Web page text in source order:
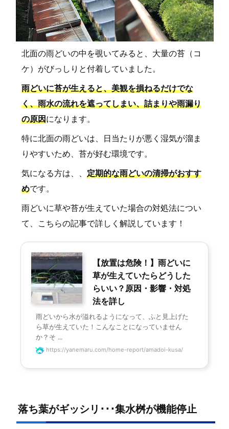
北面の雨どいの中を覗いてみると、大量の苔（コ
ケ）がびっしりと付着していました。
雨どいに苔が生えると、美観を損ねるだけでな
く、雨水の流れを遮ってしまい、詰まりや雨漏り
の原因になります。
特に北面の雨どいは、日当たりが悪く湿気が溜ま
りやすいため、苔が好む環境です。
気になる方は、、 定期的な雨どいの清掃がおすす
めです。
雨どいに草や苔が生えていた場合の対処法につい
て、こちらの記事で詳しく解説しています！
【放置は危険！】雨どいに
草が生えていたらどうした
らいい？原因・影響・対処
法を詳し
雨どいから水が溢れるようになって、ふと見上げた
ら草が生えていた！こんなことになっていません
か？そ ...
https://yanemaru.com/home-report/amadoi-kusa/
落ち葉がギッシリ･･･集水桝が機能停止